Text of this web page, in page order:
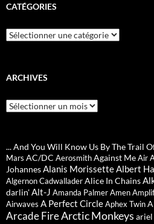
CATÉGORIES
Catégories
ARCHIVES
Archives
... And You Will Know Us By The Trail
Mars AC/DC AerosmithAgainst MeAir
JohannesAlanis MorissetteAlbert
Algernon CadwalladerAlice In Chains
darlin'Alt-J Amanda PalmerAmen
Airwaves A Perfect CircleAphex Twin
Arcade FireArctic Monkeys